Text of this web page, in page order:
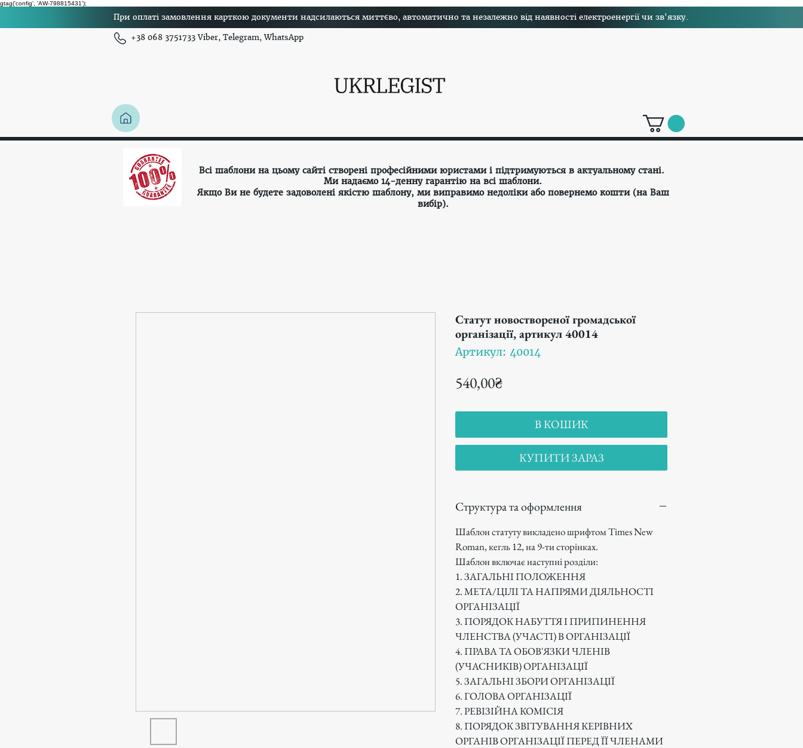
gtag('config', 'AW-798815431');
При оплаті замовлення карткою документи надсилаються миттєво, автоматично та незалежно від наявності електроенергії чи зв'язку.
+38 068 3751733 Viber, Telegram, WhatsApp
Всі шаблони на цьому сайті створені професійними юристами і підтримуються в актуальному стані.
Ми надаємо 14-денну гарантію на всі шаблони.
Якщо Ви не будете задоволені якістю шаблону, ми виправимо недоліки або повернемо кошти (на Ваш
вибір).
Статут новоствореної громадської
організації, артикул 40014
Артикул: 40014
540,00₴Цена
В КОШИК
КУПИТИ ЗАРАЗ
Структура та оформлення
Шаблон статуту викладено шрифтом Times New
Roman, кегль 12, на 9-ти сторінках.
Шаблон включає наступні розділи:
1. ЗАГАЛЬНІ ПОЛОЖЕННЯ
2. МЕТА/ЦІЛІ ТА НАПРЯМИ ДІЯЛЬНОСТІ
ОРГАНІЗАЦІЇ
3. ПОРЯДОК НАБУТТЯ І ПРИПИНЕННЯ
ЧЛЕНСТВА (УЧАСТІ) В ОРГАНІЗАЦІЇ
4. ПРАВА ТА ОБОВ'ЯЗКИ ЧЛЕНІВ
(УЧАСНИКІВ) ОРГАНІЗАЦІЇ
5. ЗАГАЛЬНІ ЗБОРИ ОРГАНІЗАЦІЇ
6. ГОЛОВА ОРГАНІЗАЦІЇ
7. РЕВІЗІЙНА КОМІСІЯ
8. ПОРЯДОК ЗВІТУВАННЯ КЕРІВНИХ
ОРГАНІВ ОРГАНІЗАЦІЇ ПЕРЕД ЇЇ ЧЛЕНАМИ